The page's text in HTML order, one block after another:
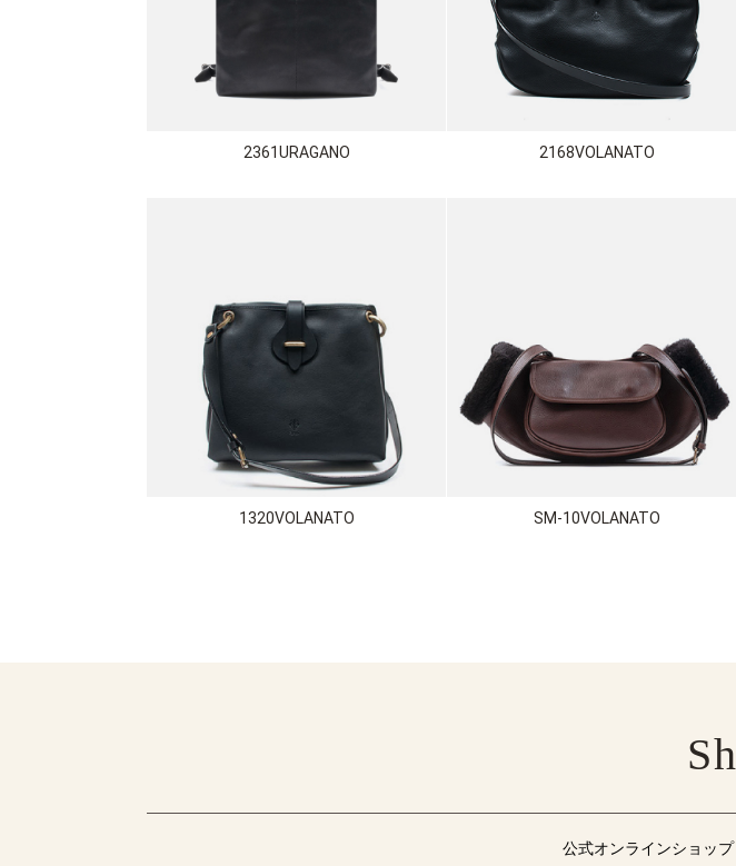
2361URAGANO 2168VOLANATO
1320VOLANATO SM-10VOLANATO
公式オンラインショッ